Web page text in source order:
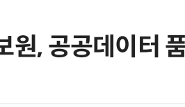
원, 공공데이터